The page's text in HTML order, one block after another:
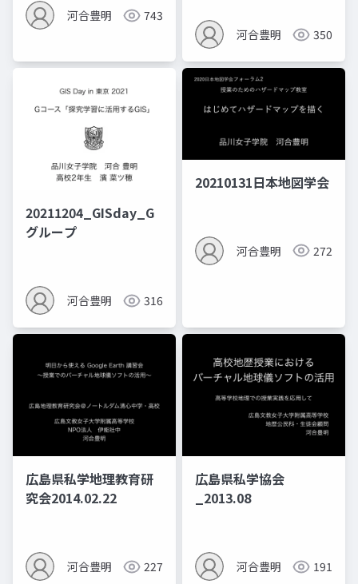
河合豊明 743
河合豊明 350
20211204_GISday_G
グループ
河合豊明 316
20210131日本地図学会
河合豊明 272
広島県私学地理教育研
究会2014.02.22
河合豊明 227
広島県私学協会
_2013.08
河合豊明 191